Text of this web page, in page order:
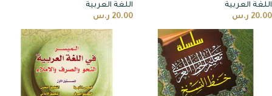
اللغة العربية
20.00 ر.س
اللغة العربية
20.00 ر.س